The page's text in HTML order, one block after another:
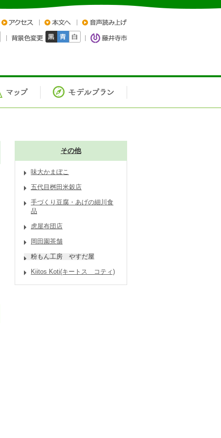
その他
味大かまぼこ
五代目桝田米穀店
手づくり豆腐・あげの細川食
品
虎屋布団店
岡田園茶舗
粉もん工房 やすだ屋
Kiitos Koti(キートス コティ)